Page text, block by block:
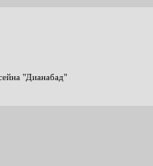
"Дианабад"